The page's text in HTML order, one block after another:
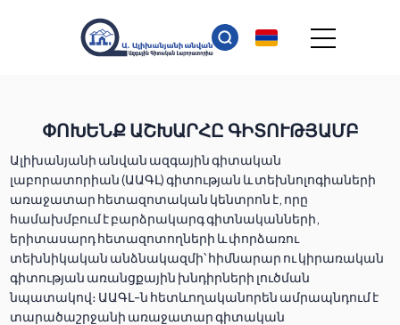
ՓՈԽԵՆՔ ԱՇԽԱՐՀԸ ԳԻՏՈՒԹՅԱՄԲ
Ալիխանյանի անվան ազգային գիտական
լաբորատորիան (ԱԱԳԼ) գիտության և տեխնոլոգիաների
առաջատար հետազոտական կենտրոն է, որը
համախմբում է բարձրակարգ գիտնականների,
երիտասարդ հետազոտողների և փորձառու
տեխնիկական անձնակազմի՝ հիմնարար ու կիրառական
գիտության առանցքային խնդիրների լուծման
նպատակով։ ԱԱԳԼ-ն հետևողականորեն ամրապնդում է
տարածաշրջանի առաջատար գիտական